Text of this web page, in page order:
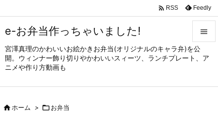
e-お弁当作っちゃいました!
宮澤真理のかわいいお絵かきお弁当(オリジナルのキャラ弁)を公
開。ウィンナー飾り切りやかわいいスィーツ、ランチプレート、ア
ニメや作り方動画も


メニュ
サイド
 RSS Feedly
ホーム > お弁当